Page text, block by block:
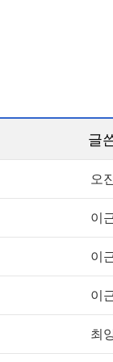
글
오
이
이
이
최